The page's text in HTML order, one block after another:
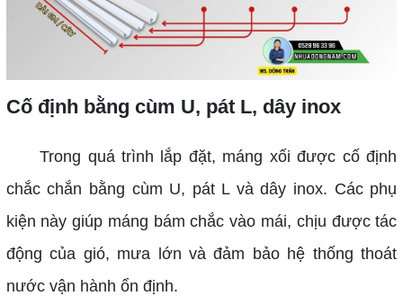
Cố định bằng cùm U, pát L, dây inox
Trong quá trình lắp đặt, máng xối được cố định
chắc chắn bằng cùm U, pát L và dây inox. Các phụ
kiện này giúp máng bám chắc vào mái, chịu được tác
động của gió, mưa lớn và đảm bảo hệ thống thoát
nước vận hành ổn định.